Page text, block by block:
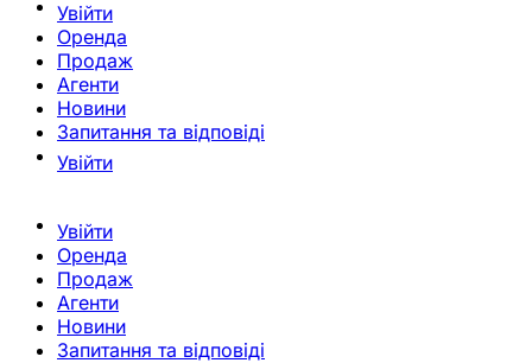
Увійти
Оренда
Продаж
Агенти
Новини
Запитання та відповіді
Увійти
Увійти
Оренда
Продаж
Агенти
Новини
Запитання та відповіді